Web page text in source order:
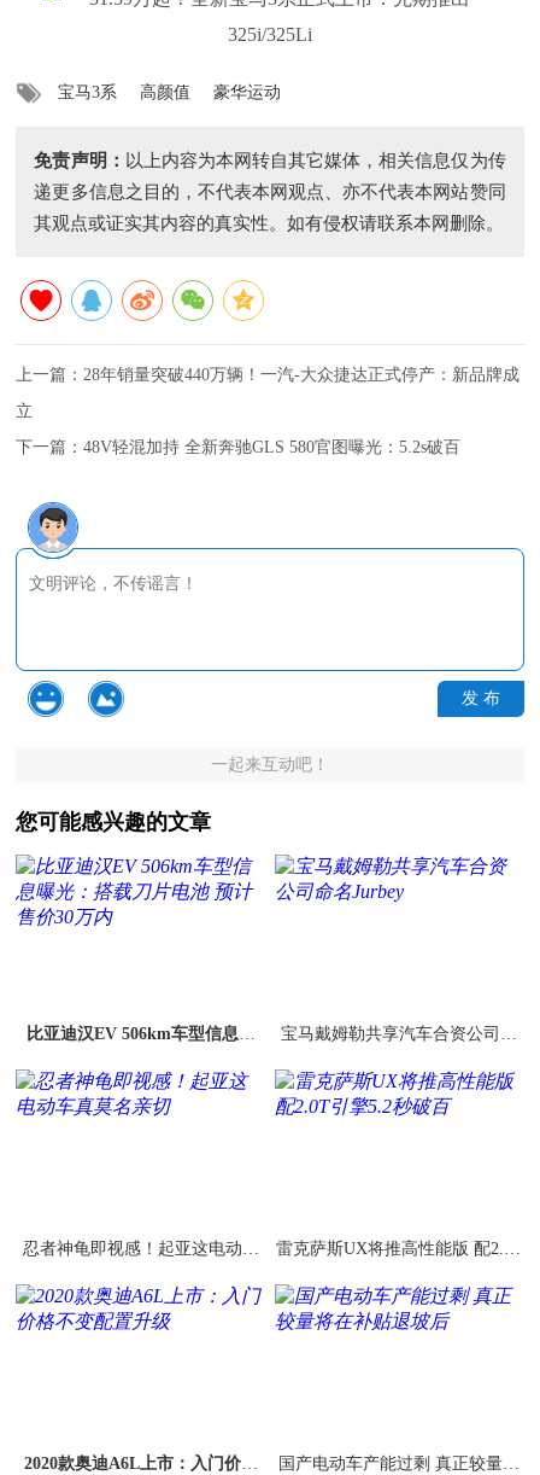
宝马3系 高颜值 豪华运动
免责声明： 以上内容为本网转自其它媒体，相关信息仅为传
递更多信息之目的，不代表本网观点、亦不代表本网站赞同
其观点或证实其内容的真实性。如有侵权请联系本网删除。
上一篇：28年销量突破440万辆！一汽-大众捷达正式停产：新品牌成
立
下一篇：48V轻混加持 全新奔驰GLS 580官图曝光：5.2s破百
发 布
一起来互动吧！
您可能感兴趣的文章
比亚迪汉EV 506km车型信息曝
内
宝马戴姆勒共享汽车合资公司命
忍者神龟即视感！起亚这电动车
雷克萨斯UX将推高性能版 配2.0T
2020款奥迪A6L上市：入门价格 国产电动车产能过剩 真正较量将